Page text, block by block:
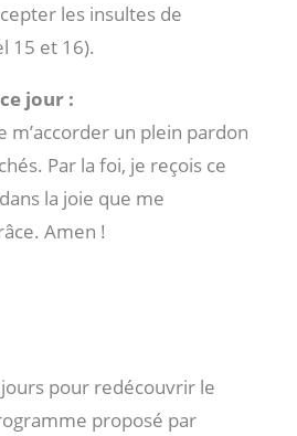
les insultes de
15 et 16).
jour :
m’accorder un plein pardon
Par la foi, je reçois ce
la joie que me
Amen !
pour redécouvrir le
proposé par